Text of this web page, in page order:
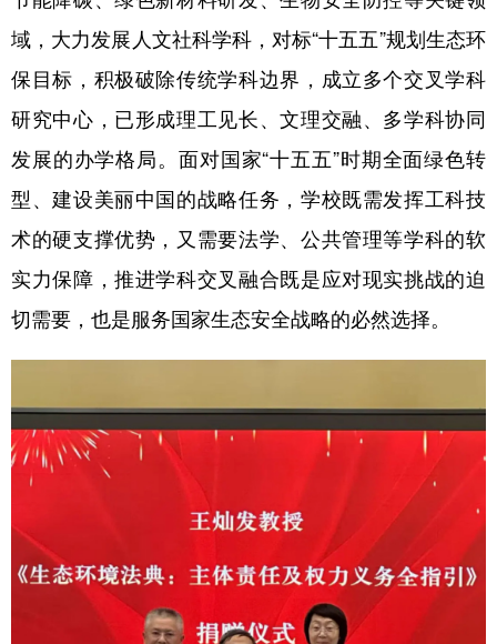
域，大力发展人文社科学科，对标“十五五”规划生态环
保目标，积极破除传统学科边界，成立多个交叉学科
研究中心，已形成理工见长、文理交融、多学科协同
发展的办学格局。面对国家“十五五”时期全面绿色转
型、建设美丽中国的战略任务，学校既需发挥工科技
术的硬支撑优势，又需要法学、公共管理等学科的软
实力保障，推进学科交叉融合既是应对现实挑战的迫
切需要，也是服务国家生态安全战略的必然选择。